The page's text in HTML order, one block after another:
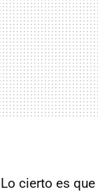
Lo cierto es que